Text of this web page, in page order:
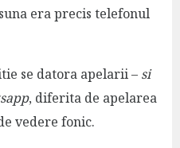
era precis telefonul
se datora apelarii – si
, diferita de apelarea
vedere fonic.